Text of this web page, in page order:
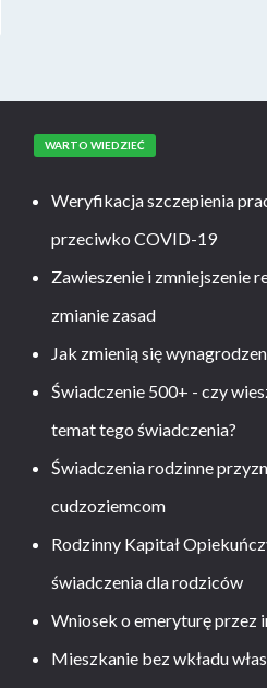
WARTO WIEDZIEĆ
Weryfikacja szczepienia
przeciwko COVID-19
Zawieszenie i zmniejszenie
zmianie zasad
Jak zmienią się
Świadczenie 500+ - czy
temat tego świadczenia?
Świadczenia rodzinne
cudzoziemcom
Rodzinny Kapitał
świadczenia dla rodziców
Wniosek o emeryturę przez
Mieszkanie bez wkładu